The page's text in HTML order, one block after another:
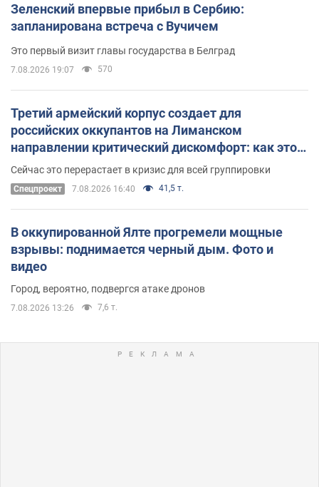
Зеленский впервые прибыл в Сербию:
запланирована встреча с Вучичем
Это первый визит главы государства в Белград
7.08.2026 19:07 570
Третий армейский корпус создает для
российских оккупантов на Лиманском
направлении критический дискомфорт: как это
удалось
Сейчас это перерастает в кризис для всей группировки
Спецпроект 7.08.2026 16:40 41,5 т.
В оккупированной Ялте прогремели мощные
взрывы: поднимается черный дым. Фото и
видео
Город, вероятно, подвергся атаке дронов
7.08.2026 13:26 7,6 т.